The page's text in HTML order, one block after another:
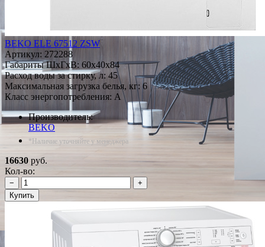
BEKO ELE 67512 ZSW
Артикул: 272288
Габариты ШxГxВ: 60x40x84
Расход воды за стирку, л: 45
Максимальная загрузка белья, кг: 6
Класс энергопотребления: A
Производитель:
BEKO
*Наличие уточняйте у менеджера
16630 руб.
Кол-во:
−
+
Купить